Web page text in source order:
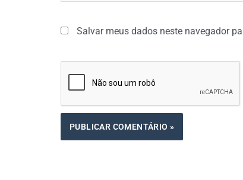
Salvar meus dados neste navegador